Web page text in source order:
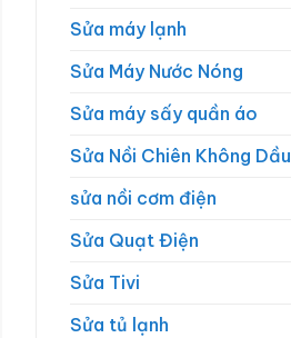
Sửa máy lạnh
Sửa Máy Nước Nóng
Sửa máy sấy quần áo
Sửa Nồi Chiên Không Dầu
sửa nồi cơm điện
Sửa Quạt Điện
Sửa Tivi
Sửa tủ lạnh